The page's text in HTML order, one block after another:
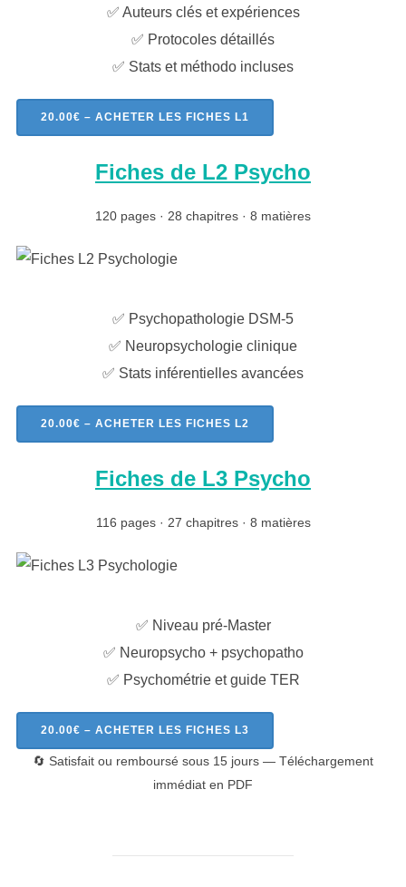
✅ Auteurs clés et expériences
✅ Protocoles détaillés
✅ Stats et méthodo incluses
20.00€ – ACHETER LES FICHES L1
Fiches de L2 Psycho
120 pages · 28 chapitres · 8 matières
✅ Psychopathologie DSM-5
✅ Neuropsychologie clinique
✅ Stats inférentielles avancées
20.00€ – ACHETER LES FICHES L2
Fiches de L3 Psycho
116 pages · 27 chapitres · 8 matières
✅ Niveau pré-Master
✅ Neuropsycho + psychopatho
✅ Psychométrie et guide TER
20.00€ – ACHETER LES FICHES L3
🔄 Satisfait ou remboursé sous 15 jours — Téléchargement
immédiat en PDF